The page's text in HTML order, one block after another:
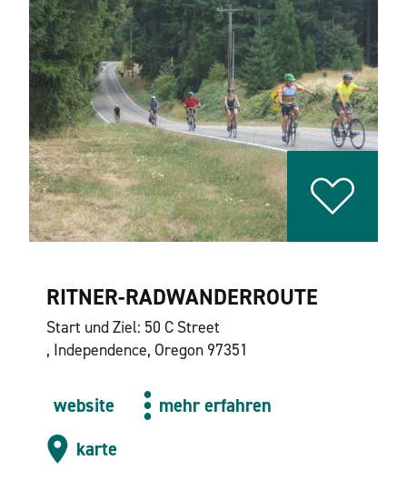
RITNER-RADWANDERROUTE
Start und Ziel: 50 C Street
, Independence, Oregon 97351
website
mehr erfahren
karte